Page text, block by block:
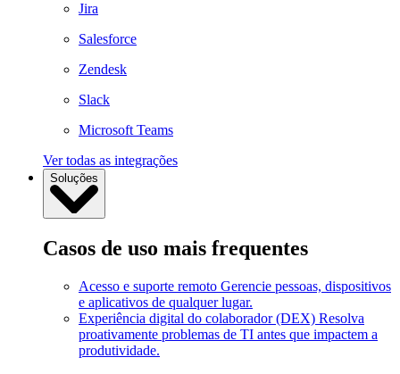
Jira
Salesforce
Zendesk
Slack
Microsoft Teams
Ver todas as integrações
Soluções
Casos de uso mais frequentes
Acesso e suporte remoto Gerencie pessoas, dispositivos
e aplicativos de qualquer lugar.
Experiência digital do colaborador (DEX) Resolva
proativamente problemas de TI antes que impactem a
produtividade.